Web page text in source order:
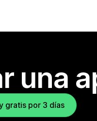
una
gratis por 3 días